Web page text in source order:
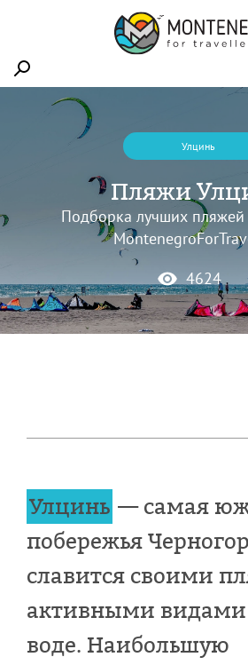
Улцинь
Пляжи
Подборка лучших пляжей
4624
Улцинь — самая
побережья
славится своими
активными видами
воде. Наибольшую